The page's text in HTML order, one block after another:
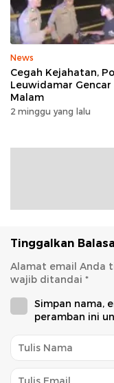
News
Cegah Kejahatan,
Leuwidamar
Malam
2 minggu yang lalu
Tinggalkan
Alamat email Anda
wajib ditandai *
Simpan nama,
peramban ini